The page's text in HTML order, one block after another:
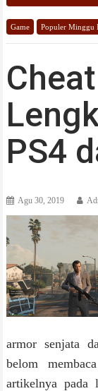
Game Populer Minggu
PS4
Agu 30, 2019
armor senjata
belom
artikelnya pada